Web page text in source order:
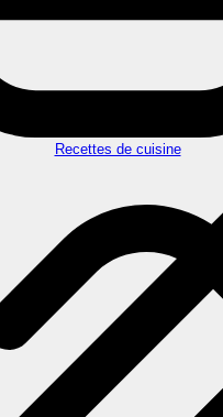
Recettes de cuisine